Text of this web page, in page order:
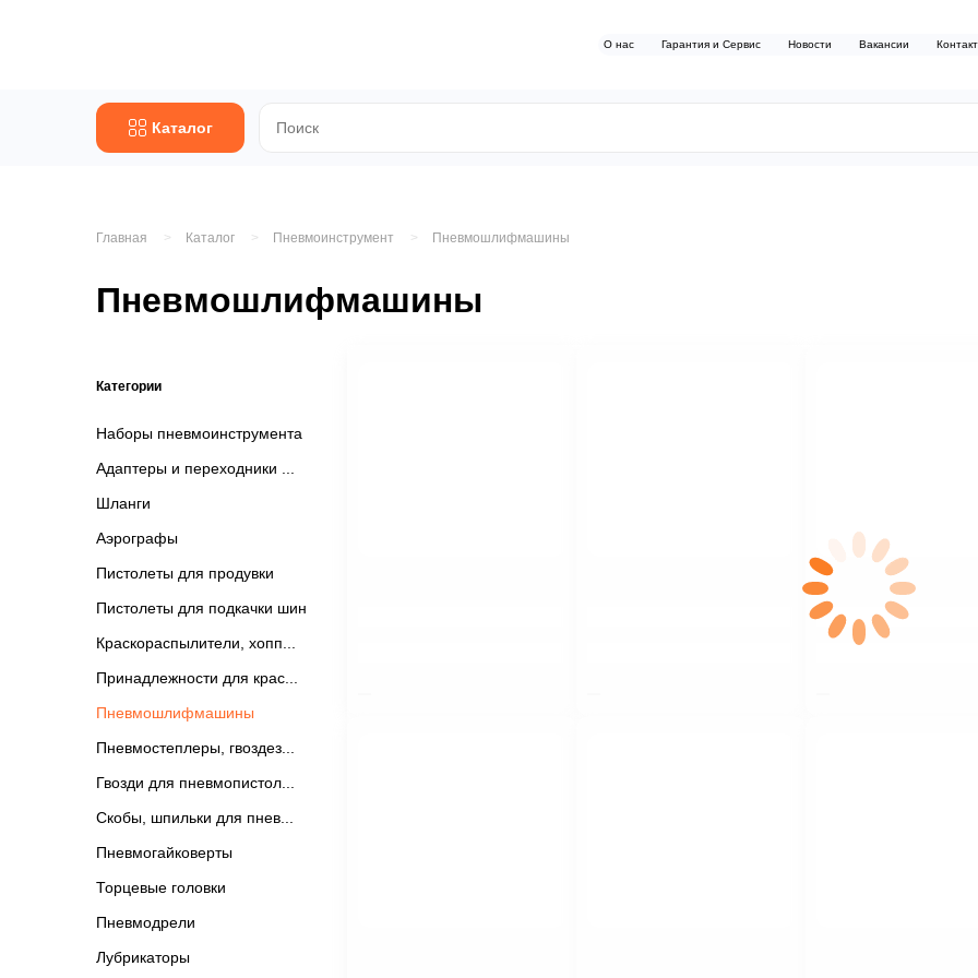
О нас Гарантия и Сервис Новости Вакансии
Каталог
Главная Каталог Пневмоинструмент Пневмошлифмашины
Пневмошлифмашины
Категории
Наборы пневмоинструмента
Адаптеры и переходники
Шланги
Аэрографы
Пистолеты для продувки
Пистолеты для подкачки шин
Краскораспылители, хопп
Принадлежности для крас
Пневмошлифмашины
Пневмостеплеры, гвоздез
Гвозди для пневмопистол
Скобы, шпильки для пнев
Пневмогайковерты
Торцевые головки
Пневмодрели
Лубрикаторы
$nbsp;